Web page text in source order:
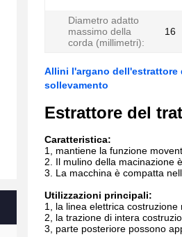
Diametro adatto
massimo della
corda (millimetri):
16
Allini l'argano dell'estrattore
sollevamento
Estrattore del
Caratteristica:
1, mantiene la funzione
2. Il mulino della macinazione
3. La macchina è compatta
Utilizzazioni principali:
1, la linea elettrica costruzione
2, la trazione di intera
3, parte posteriore possono